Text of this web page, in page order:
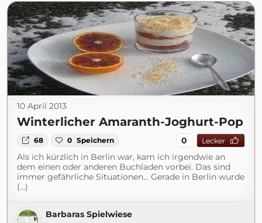
10 April 2013
Winterlicher Amaranth-Joghurt-Pop
68 0 Speichern 0 Lecker
Als ich kürzlich in Berlin war, kam ich irgendwie an
dem einen oder anderen Buchladen vorbei. Das sind
immer gefährliche Situationen... Gerade in Berlin wurde
(...)
Barbaras Spielwiese